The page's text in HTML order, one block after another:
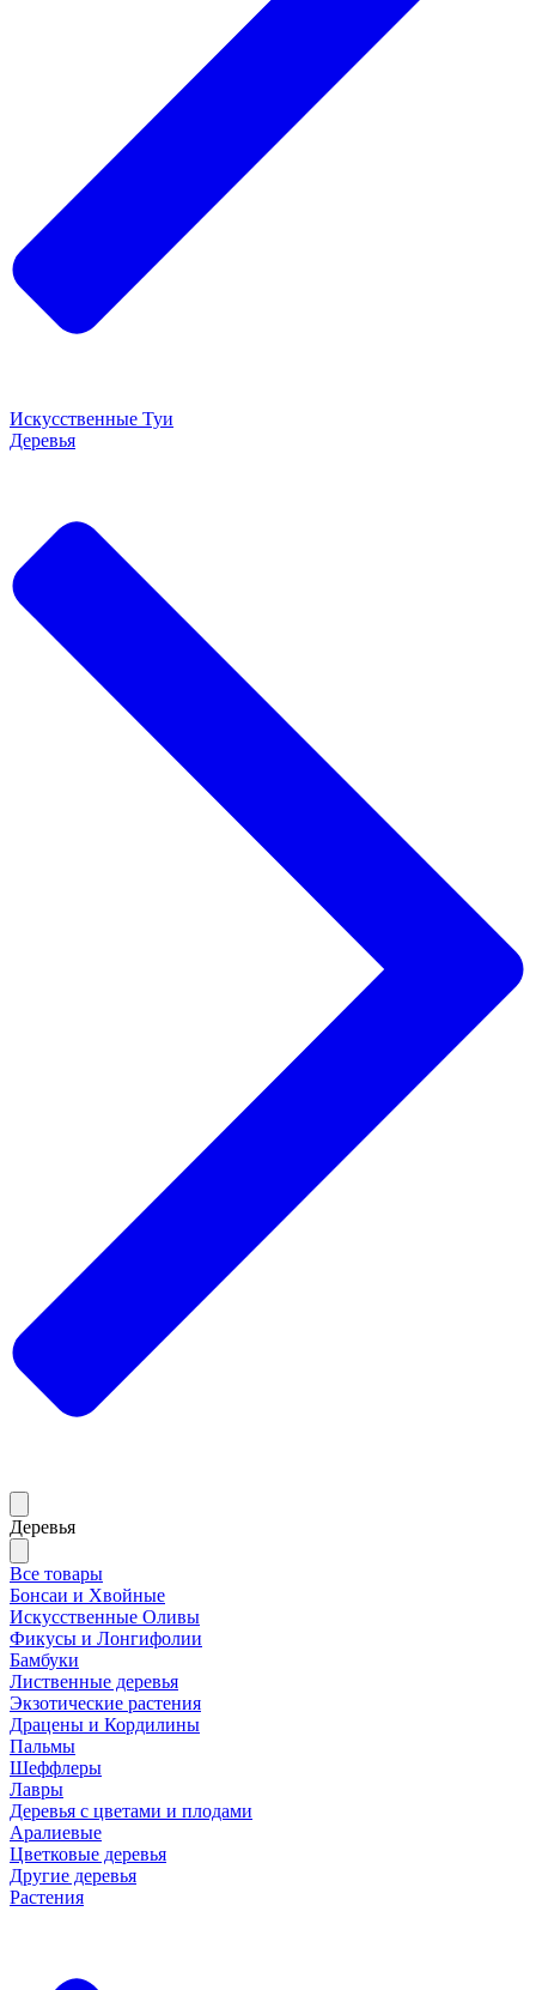
Искусственные Туи
Деревья
Деревья
Все товары
Бонсаи и Хвойные
Искусственные Оливы
Фикусы и Лонгифолии
Бамбуки
Лиственные деревья
Экзотические растения
Драцены и Кордилины
Пальмы
Шеффлеры
Лавры
Деревья с цветами и плодами
Аралиевые
Цветковые деревья
Другие деревья
Растения